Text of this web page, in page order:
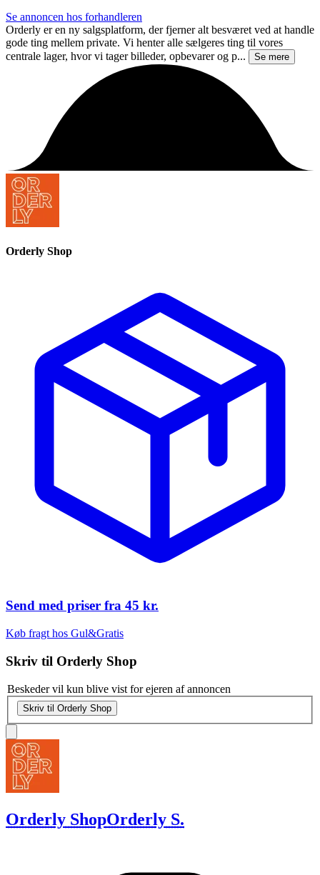
Se annoncen hos forhandleren
Orderly er en ny salgsplatform, der fjerner alt besværet ved at handle
gode ting mellem private. Vi henter alle sælgeres ting til vores
centrale lager, hvor vi tager billeder, opbevarer og p...
Se mere
Orderly Shop
Send med priser fra 45 kr.
Køb fragt hos Gul&Gratis
Skriv til Orderly Shop
Beskeder vil kun blive vist for ejeren af annoncen
Skriv til Orderly Shop
Orderly ShopOrderly S.